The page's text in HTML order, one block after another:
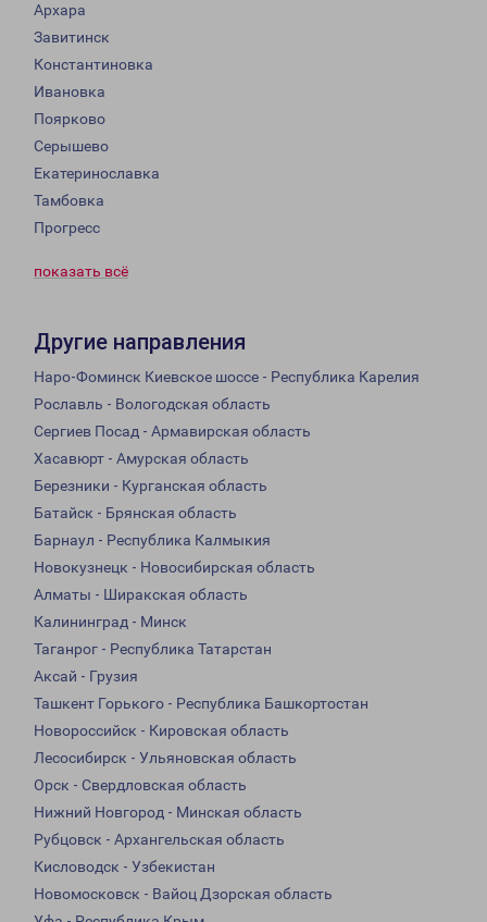
Архара
Завитинск
Константиновка
Ивановка
Поярково
Серышево
Екатеринославка
Тамбовка
Прогресс
показать всё
Другие направления
Наро-Фоминск Киевское шоссе - Республика Карелия
Рославль - Вологодская область
Сергиев Посад - Армавирская область
Хасавюрт - Амурская область
Березники - Курганская область
Батайск - Брянская область
Барнаул - Республика Калмыкия
Новокузнецк - Новосибирская область
Алматы - Ширакская область
Калининград - Минск
Таганрог - Республика Татарстан
Аксай - Грузия
Ташкент Горького - Республика Башкортостан
Новороссийск - Кировская область
Лесосибирск - Ульяновская область
Орск - Свердловская область
Нижний Новгород - Минская область
Рубцовск - Архангельская область
Кисловодск - Узбекистан
Новомосковск - Вайоц Дзорская область